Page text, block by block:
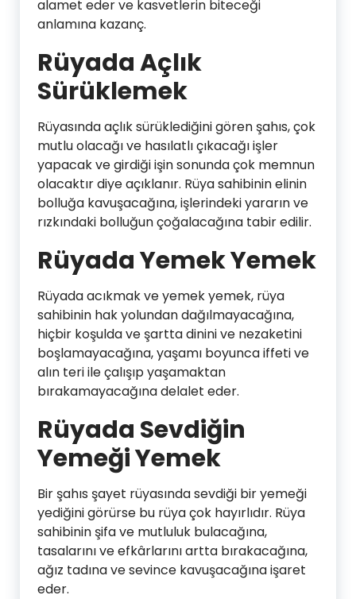
alamet eder ve kasvetlerin biteceği
anlamına kazanç.
Rüyada Açlık
Sürüklemek
Rüyasında açlık sürüklediğini gören şahıs, çok
mutlu olacağı ve hasılatlı çıkacağı işler
yapacak ve girdiği işin sonunda çok memnun
olacaktır diye açıklanır. Rüya sahibinin elinin
bolluğa kavuşacağına, işlerindeki yararın ve
rızkındaki bolluğun çoğalacağına tabir edilir.
Rüyada Yemek Yemek
Rüyada acıkmak ve yemek yemek, rüya
sahibinin hak yolundan dağılmayacağına,
hiçbir koşulda ve şartta dinini ve nezaketini
boşlamayacağına, yaşamı boyunca iffeti ve
alın teri ile çalışıp yaşamaktan
bırakamayacağına delalet eder.
Rüyada Sevdiğin
Yemeği Yemek
Bir şahıs şayet rüyasında sevdiği bir yemeği
yediğini görürse bu rüya çok hayırlıdır. Rüya
sahibinin şifa ve mutluluk bulacağına,
tasalarını ve efkârlarını artta bırakacağına,
ağız tadına ve sevince kavuşacağına işaret
eder.